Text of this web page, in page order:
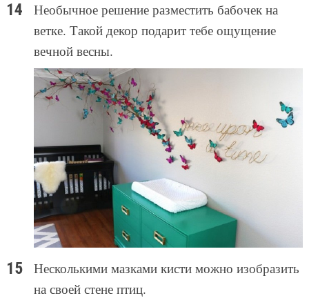
Необычное решение разместить бабочек на
ветке. Такой декор подарит тебе ощущение
вечной весны.
Несколькими мазками кисти можно изобразить
на своей стене птиц.